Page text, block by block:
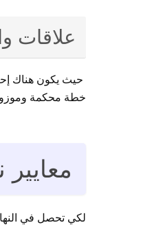
علاقات
خطة محكمة
لكي تحصل في